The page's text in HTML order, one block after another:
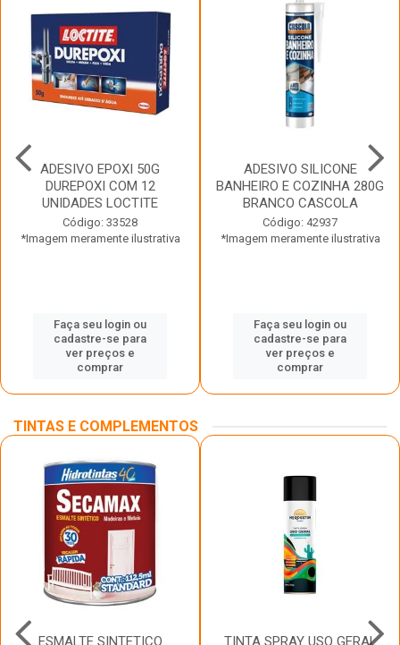
ADESIVO EPOXI 50G
DUREPOXI COM 12
UNIDADES LOCTITE
Código: 33528
*Imagem meramente ilustrativa
Faça seu login ou
cadastre-se para
ver preços e
comprar
ADESIVO SILICONE
BANHEIRO E COZINHA 280G
BRANCO CASCOLA
Código: 42937
*Imagem meramente ilustrativa
Faça seu login ou
cadastre-se para
ver preços e
comprar
TINTAS E COMPLEMENTOS
ESMALTE SINTETICO TINTA SPRAY USO GERAL